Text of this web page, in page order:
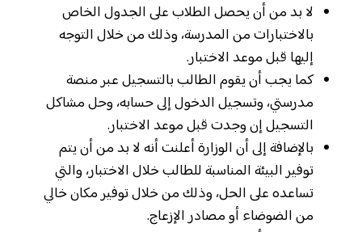
لا بد من أن يحصل الطلاب على الجدول الخاص
بالاختبارات من المدرسة، وذلك من خلال التوجه
إليها قبل موعد الاختبار.
كما يجب أن يقوم الطالب بالتسجيل عبر منصة
مدرستي، وتسجيل الدخول إلى حسابه، وحل مشاكل
التسجيل إن وجدت قبل موعد الاختبار.
بالإضافة إلى أن الوزارة أعلنت أنه لا بد من أن يتم
توفير البيئة المناسبة للطالب خلال الاختبار، والتي
تساعده على الحل، وذلك من خلال توفير مكان خالي
من الضوضاء أو مصادر الإزعاج.